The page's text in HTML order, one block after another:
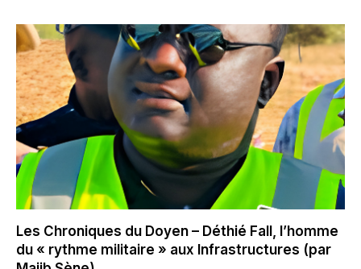
Les Chroniques du Doyen – Déthié Fall, l’homme
du « rythme militaire » aux Infrastructures (par